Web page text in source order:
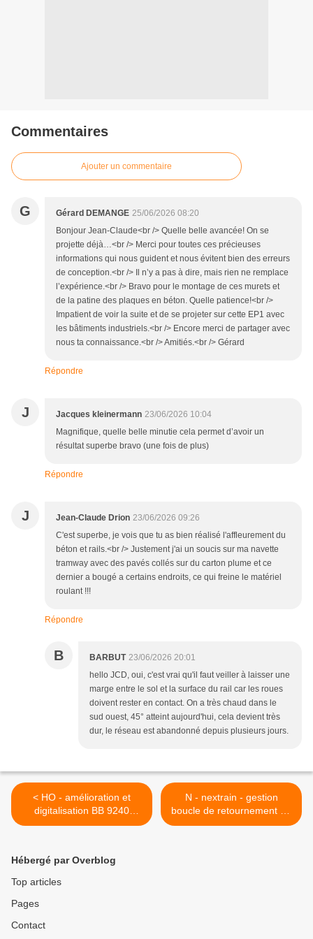
Commentaires
Ajouter un commentaire
G Gérard DEMANGE 25/06/2026 08:20
Bonjour Jean-Claude<br /> Quelle belle avancée! On se
projette déjà…<br /> Merci pour toutes ces précieuses
informations qui nous guident et nous évitent bien des erreurs
de conception.<br /> Il n’y a pas à dire, mais rien ne remplace
l’expérience.<br /> Bravo pour le montage de ces murets et
de la patine des plaques en béton. Quelle patience!<br />
Impatient de voir la suite et de se projeter sur cette EP1 avec
les bâtiments industriels.<br /> Encore merci de partager avec
nous ta connaissance.<br /> Amitiés.<br /> Gérard
Répondre
J Jacques kleinermann 23/06/2026 10:04
Magnifique, quelle belle minutie cela permet d’avoir un
résultat superbe bravo (une fois de plus)
Répondre
J Jean-Claude Drion 23/06/2026 09:26
C'est superbe, je vois que tu as bien réalisé l'affleurement du
béton et rails.<br /> Justement j'ai un soucis sur ma navette
tramway avec des pavés collés sur du carton plume et ce
dernier a bougé a certains endroits, ce qui freine le matériel
roulant !!!
Répondre
B BARBUT 23/06/2026 20:01
hello JCD, oui, c'est vrai qu'il faut veiller à laisser une
marge entre le sol et la surface du rail car les roues
doivent rester en contact. On a très chaud dans le
sud ouest, 45° atteint aujourd'hui, cela devient très
dur, le réseau est abandonné depuis plusieurs jours.
< HO - amélioration et
digitalisation BB 9240
jouef/roco
N - nextrain - gestion
boucle de retournement en
digital >
Hébergé par Overblog
Top articles
Pages
Contact